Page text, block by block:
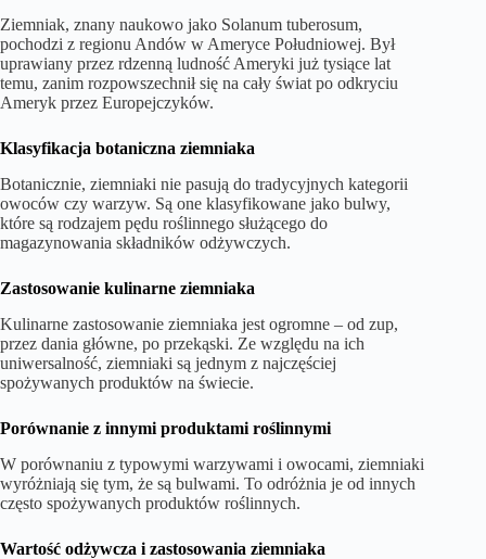
Ziemniak, znany naukowo jako Solanum tuberosum,
pochodzi z regionu Andów w Ameryce Południowej. Był
uprawiany przez rdzenną ludność Ameryki już tysiące lat
temu, zanim rozpowszechnił się na cały świat po odkryciu
Ameryk przez Europejczyków.
Klasyfikacja botaniczna ziemniaka
Botanicznie, ziemniaki nie pasują do tradycyjnych kategorii
owoców czy warzyw. Są one klasyfikowane jako bulwy,
które są rodzajem pędu roślinnego służącego do
magazynowania składników odżywczych.
Zastosowanie kulinarne ziemniaka
Kulinarne zastosowanie ziemniaka jest ogromne – od zup,
przez dania główne, po przekąski. Ze względu na ich
uniwersalność, ziemniaki są jednym z najczęściej
spożywanych produktów na świecie.
Porównanie z innymi produktami roślinnymi
W porównaniu z typowymi warzywami i owocami, ziemniaki
wyróżniają się tym, że są bulwami. To odróżnia je od innych
często spożywanych produktów roślinnych.
Wartość odżywcza i zastosowania ziemniaka